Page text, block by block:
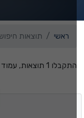
ראשי תוצאות חיפוש
התקבלו 1 תוצאות, עמוד 1 מ-1 עמודים